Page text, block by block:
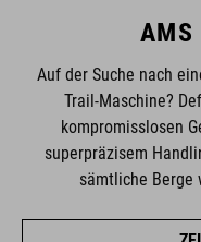
AMS
Auf der Suche nach
Trail-Maschine?
kompromisslosen
superpräzisem
sämtliche Berge